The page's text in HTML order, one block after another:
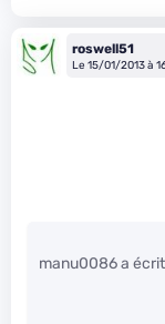
roswell51
Le 15/01/2013 à
manu0086 a